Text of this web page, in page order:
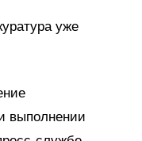
уже
выполнении